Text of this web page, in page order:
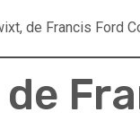
de Francis Ford